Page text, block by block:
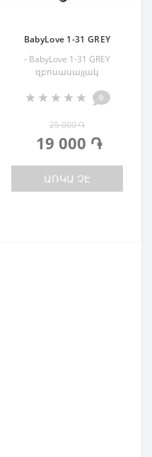
BabyLove 1-31 GREY
- BabyLove 1-31 GREY
զբոսասայլակ
0
25 000 ֏
19 000 ֏
ԱՌԿԱ ՉԷ